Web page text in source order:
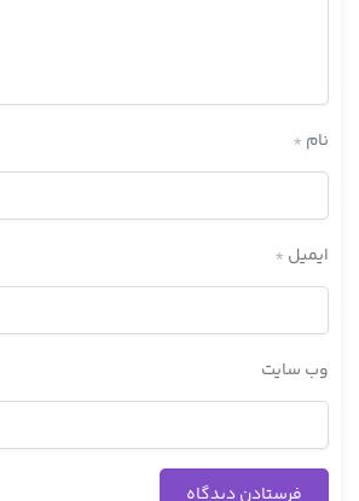
نام *
ایمیل *
وب‌ سایت